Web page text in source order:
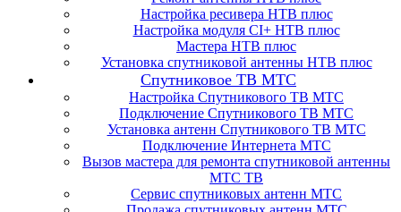
Настройка ресивера НТВ плюс
Настройка модуля CI+ НТВ плюс
Мастера НТВ плюс
Установка спутниковой антенны НТВ плюс
Спутниковое ТВ МТС
Настройка Спутникового ТВ МТС
Подключение Спутникового ТВ МТС
Установка антенн Спутникового ТВ МТС
Подключение Интернета МТС
Вызов мастера для ремонта спутниковой антенны
МТС ТВ
Сервис спутниковых антенн МТС